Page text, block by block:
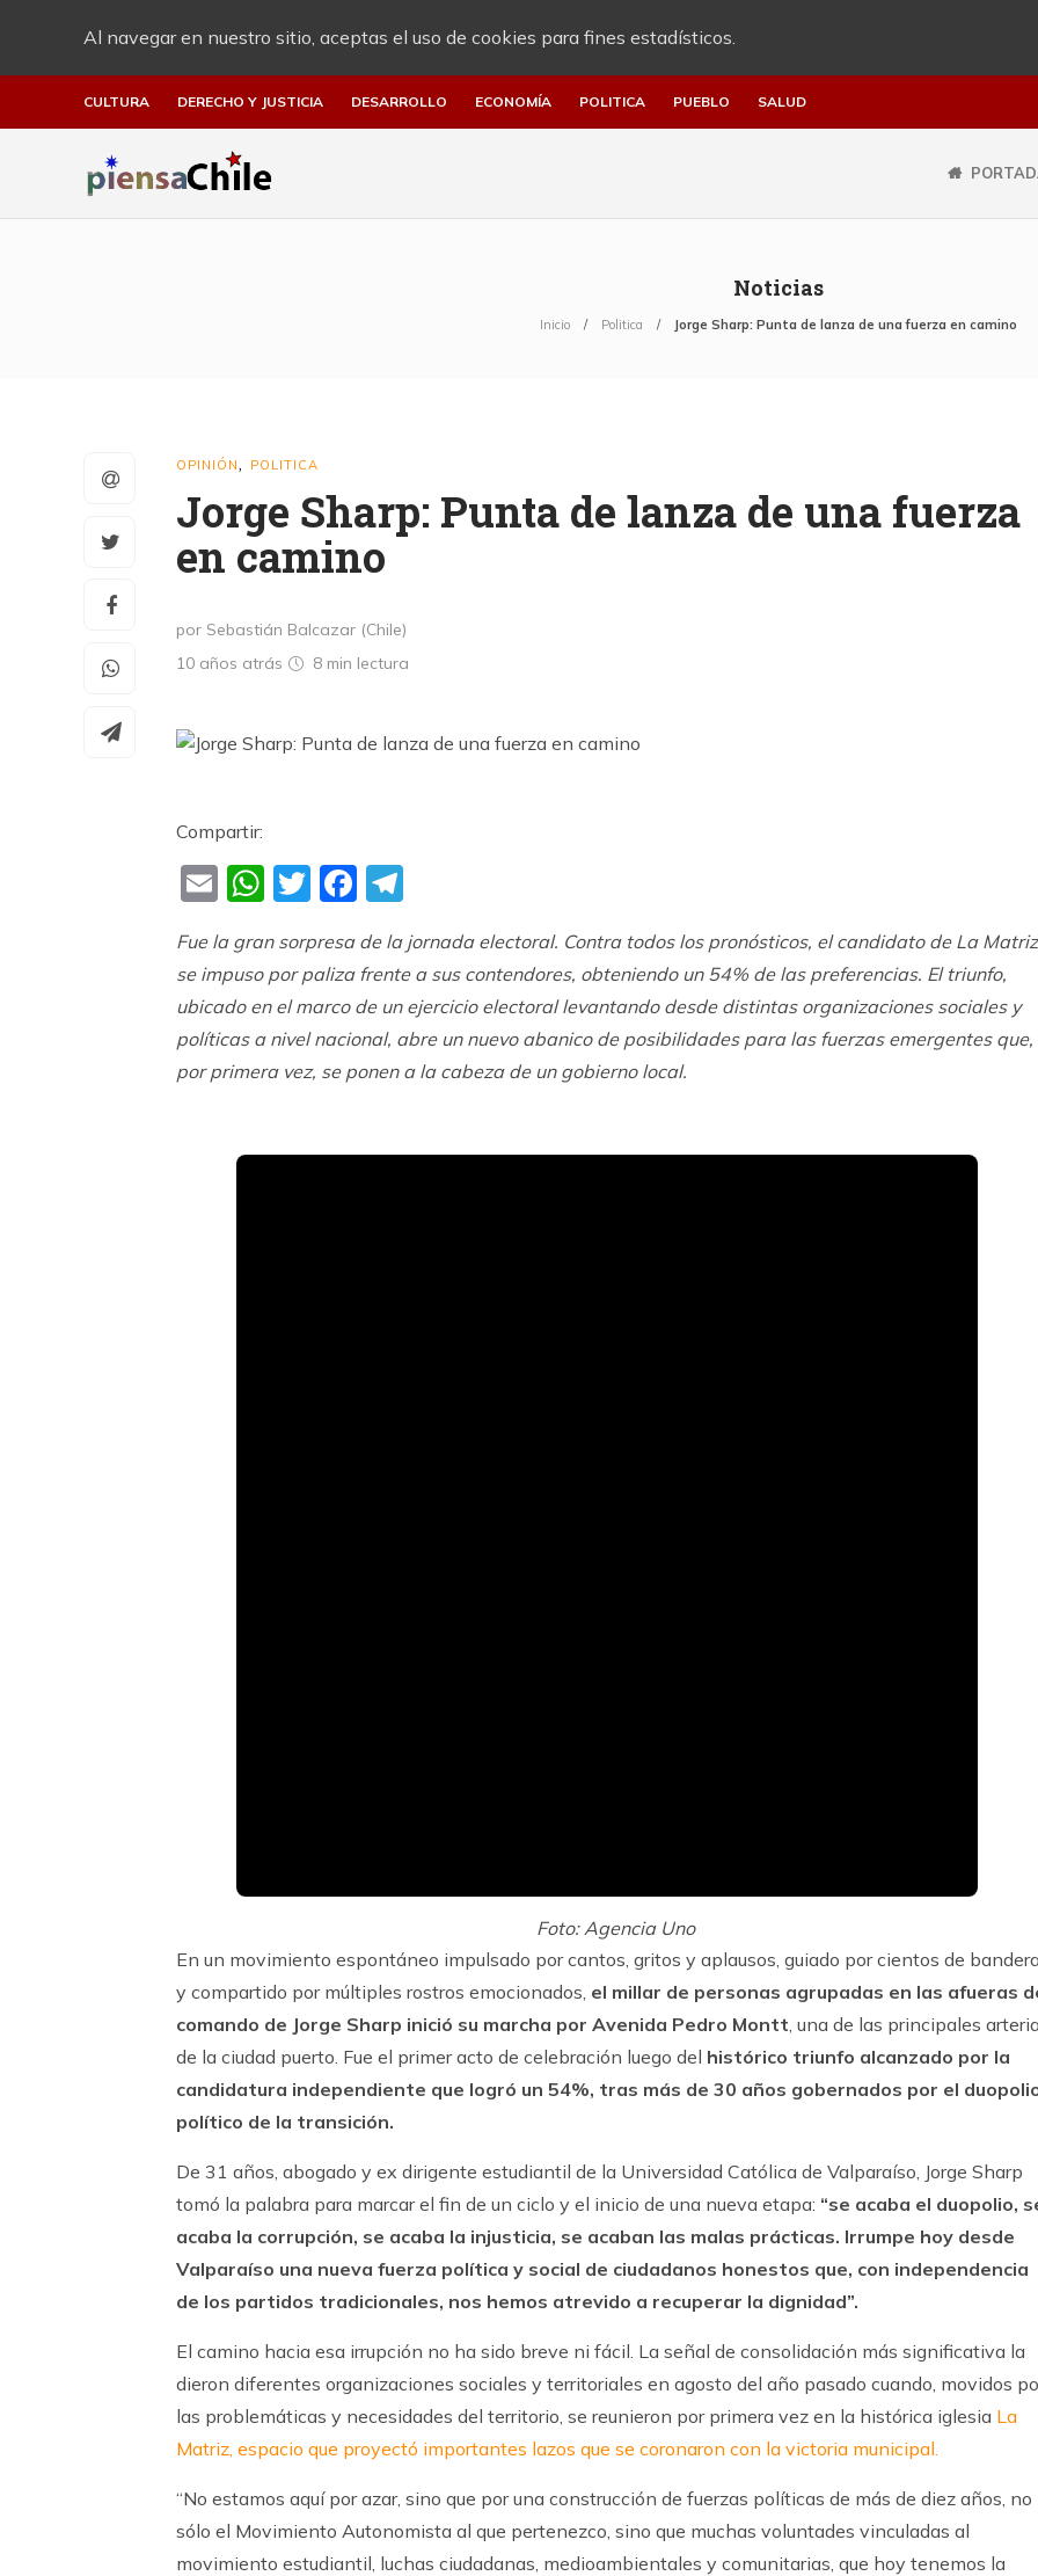
Al navegar en nuestro sitio, aceptas el uso de cookies para fines estadísticos.
CULTURA DERECHO Y JUSTICIA DESARROLLO ECONOMÍA POLITICA PUEBLO SALUD
Noticias
Inicio Politica Jorge Sharp: Punta de lanza de una fuerza en camino
OPINIÓN POLITICA
Jorge Sharp: Punta de lanza de una fuerza
en camino
por Sebastián Balcazar (Chile)
10 años atrás
8 min lectura
Compartir:
EmailWhatsApp
TwitterFacebook
Fue la gran sorpresa de la jornada electoral. Contra todos los pronósticos, el candidato de La Matriz
se impuso por paliza frente a sus contendores, obteniendo un 54% de las preferencias. El triunfo,
ubicado en el marco de un ejercicio electoral levantando desde distintas organizaciones sociales y
políticas a nivel nacional, abre un nuevo abanico de posibilidades para las fuerzas emergentes que,
por primera vez, se ponen a la cabeza de un gobierno local.
Foto: Agencia Uno
En un movimiento espontáneo impulsado por cantos, gritos y aplausos, guiado por cientos de
y compartido por múltiples rostros emocionados, el millar de personas agrupadas en las afueras
comando de Jorge Sharp inició su marcha por Avenida Pedro Montt , una de las principales
de la ciudad puerto. Fue el primer acto de celebración luego del histórico triunfo alcanzado por la
candidatura independiente que logró un 54%, tras más de 30 años gobernados por el
político de la transición.
De 31 años, abogado y ex dirigente estudiantil de la Universidad Católica de Valparaíso, Jorge Sharp
tomó la palabra para marcar el fin de un ciclo y el inicio de una nueva etapa: “se acaba el duopolio,
acaba la corrupción, se acaba la injusticia, se acaban las malas prácticas. Irrumpe hoy desde
Valparaíso una nueva fuerza política y social de ciudadanos honestos que, con independencia
de los partidos tradicionales, nos hemos atrevido a recuperar la dignidad”.
El camino hacia esa irrupción no ha sido breve ni fácil. La señal de consolidación más significativa la
dieron diferentes organizaciones sociales y territoriales en agosto del año pasado cuando, movidos
las problemáticas y necesidades del territorio, se reunieron por primera vez en la histórica iglesia La
Matriz, espacio que proyectó importantes lazos que se coronaron con la victoria municipal.
“No estamos aquí por azar, sino que por una construcción de fuerzas políticas de más de diez años, no
sólo el Movimiento Autonomista al que pertenezco, sino que muchas voluntades vinculadas al
movimiento estudiantil, luchas ciudadanas, medioambientales y comunitarias, que hoy tenemos la